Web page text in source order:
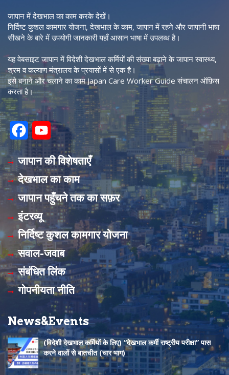
जापान में देखभाल का काम करके देखें।
निर्दिष्ट कुशल कामगार योजना, देखभाल के काम, जापान में रहने और जापानी भाषा
सीखने के बारे में उपयोगी जानकारी यहाँ आसान भाषा में उपलब्ध है।
यह वेबसाइट जापान में विदेशी देखभाल कर्मियों की संख्या बढ़ाने के जापान स्वास्थ्य,
श्रम व कल्याण मंत्रालय के प्रयासों में से एक है।
इसे बनाने और चलाने का काम Japan Care Worker Guide संचालन ऑफ़िस
करता है।
F
a
e
b
o
o
k
Y
o
u
T
u
e
C
h
a
n
n
e
l
जापान की विशेषताएँ
देखभाल का काम
जापान पहुँचने तक का सफ़र
इंटरव्यू
निर्दिष्ट कुशल कामगार योजना
सवाल-जवाब
संबंधित लिंक
गोपनीयता नीति
News&Events
(विदेशी देखभाल कर्मियों के लिए) “देखभाल कर्मी राष्ट्रीय परीक्षा” पास
करने वालों से बातचीत (चार भाग)